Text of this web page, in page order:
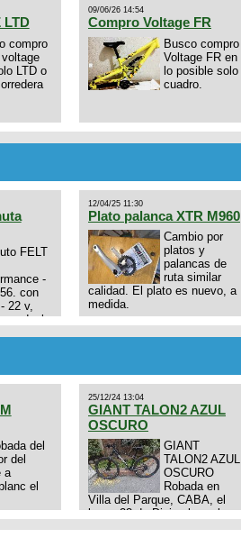
LTD
compro
LTD o
09/06/26 14:54
Compro Voltage FR
Busco compro
Voltage FR en
lo posible solo
cuadro.
FELT
-
con
22 v,
dual
12/04/25 11:30
Plato palanca XTR M960
Cambio por
platos y
palancas de
ruta similar
calidad. El plato es nuevo, a
medida.
del
del
a
el
25/12/24 13:04
GIANT TALON2 AZUL
OSCURO
GIANT
TALON2 AZUL
OSCURO
Robada en
Villa del Parque, CABA, el
lunes 23 de Diciembre a las
11:38 am, hay video del